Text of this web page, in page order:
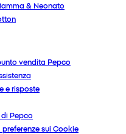
& Neonato
vendita Pepco
e risposte
Pepco
preferenze sui Cookie